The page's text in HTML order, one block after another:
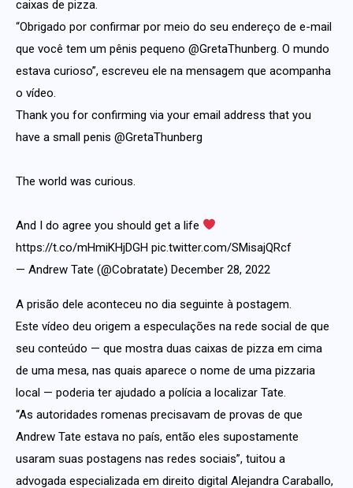
caixas de pizza.
“Obrigado por confirmar por meio do seu endereço de e-mail
que você tem um pênis pequeno @GretaThunberg. O mundo
estava curioso”, escreveu ele na mensagem que acompanha
o vídeo.
Thank you for confirming via your email address that you
have a small penis @GretaThunberg
The world was curious.
And I do agree you should get a life
https://t.co/mHmiKHjDGH pic.twitter.com/SMisajQRcf
— Andrew Tate (@Cobratate) December 28, 2022
A prisão dele aconteceu no dia seguinte à postagem.
Este vídeo deu origem a especulações na rede social de que
seu conteúdo — que mostra duas caixas de pizza em cima
de uma mesa, nas quais aparece o nome de uma pizzaria
local — poderia ter ajudado a polícia a localizar Tate.
“As autoridades romenas precisavam de provas de que
Andrew Tate estava no país, então eles supostamente
usaram suas postagens nas redes sociais”, tuitou a
advogada especializada em direito digital Alejandra Caraballo,